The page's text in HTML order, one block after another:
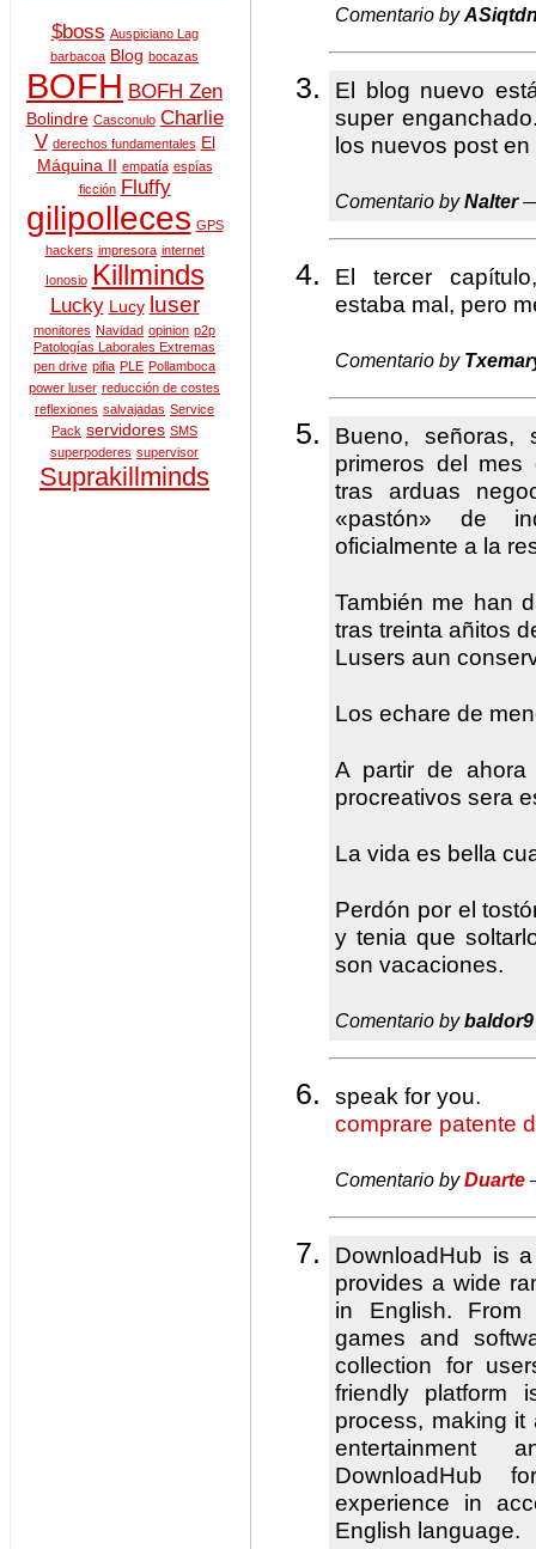
$boss Auspiciano Lag
barbacoa Blog bocazas
BOFH BOFH Zen
Bolindre Casconulo Charlie
V derechos fundamentales El
Máquina II empatía espías
ficción
Fluffy
gilipolleces GPS
hackers impresora internet
Ionosio Killminds
Lucky Lucy luser
monitores Navidad opinion p2p
Patologías Laborales Extremas
pen drive pifia PLE Pollamboca
power luser reducción de costes
reflexiones salvajadas Service
Pack servidores SMS
superpoderes supervisor
Suprakillminds
Comentario by
El blog nuevo
super
los nuevos post
Comentario byNalter—
El tercer
estaba mal, pero
Comentario by
Bueno, señoras,
primeros del
tras arduas
«pastón» de
oficialmente a la
También me han
tras treinta añitos
Lusers aun
Los echare de
A partir de
procreativos sera
La vida es bella
Perdón por el
y tenia que
son vacaciones.
Comentario bybaldor9
speak for you.
comprare patente
Comentario byDuarte
DownloadHub is
provides a wide
in English.
games and
collection for
friendly platform
process, making it
entertainment
DownloadHub
experience in
English language.